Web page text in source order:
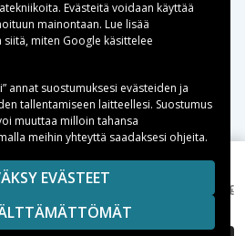
X
14W sukupolvi, Lenovo
Lenovo 300w sukupolvi,
Lenovo 500w
Chromebook 100e, Lenovo
730S, Lenovo IdeaPad
Slim, Lenovo IdeaPad Yoga,
Tablet 10, Lenovo
22,50 €
2026, Spares Nordic AB
OVAT OMISTAJIENSA
Evästeitä voidaan käyttää
mainontaan. Lue lisää
siitä, miten Google käsittelee
annat suostumuksesi evästeiden ja
tallentamiseen laitteellesi. Suostumus
muuttaa milloin tahansa
meihin yhteyttä saadaksesi ohjeita.
EVÄSTEET